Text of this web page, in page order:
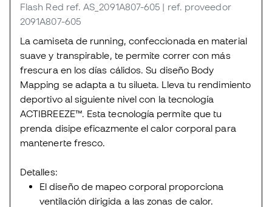
Flash Red ref. AS_2091A807-605 | ref. proveedor
2091A807-605
La camiseta de running, confeccionada en material
suave y transpirable, te permite correr con más
frescura en los días cálidos. Su diseño Body
Mapping se adapta a tu silueta. Lleva tu rendimiento
deportivo al siguiente nivel con la tecnología
ACTIBREEZE™. Esta tecnología permite que tu
prenda disipe eficazmente el calor corporal para
mantenerte fresco.
Detalles:
El diseño de mapeo corporal proporciona
ventilación dirigida a las zonas de calor.